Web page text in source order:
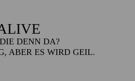
DENN DA?
ABER ES WIRD GEIL.